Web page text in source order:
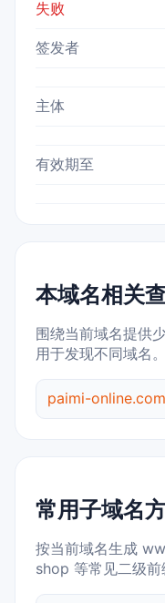
失败
签发者
主体
有效期至
本域名相关
围绕当前域名提供
用于发现不同域名。
常用子域名
按当前域名生成
shop 等常见二级前